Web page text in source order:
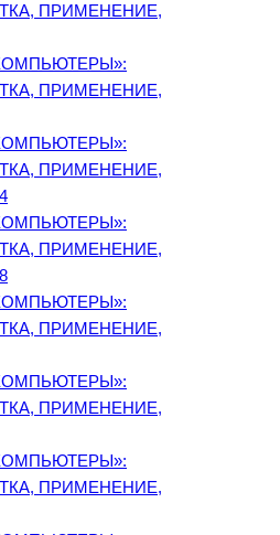
ПРИМЕНЕНИЕ,
ПРИМЕНЕНИЕ,
ПРИМЕНЕНИЕ,
ПРИМЕНЕНИЕ,
ПРИМЕНЕНИЕ,
ПРИМЕНЕНИЕ,
ПРИМЕНЕНИЕ,